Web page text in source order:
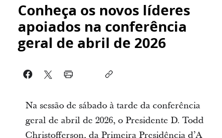
Conheça os novos líderes
apoiados na conferência
geral de abril de 2026
Na sessão de sábado à tarde da conferência
geral de abril de 2026, o Presidente D. Todd
Christofferson, da Primeira Presidência d’A